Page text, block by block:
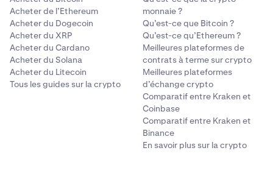
Acheter de l’Ethereum
Acheter du Dogecoin
Acheter du XRP
Acheter du Cardano
Acheter du Solana
Acheter du Litecoin
Tous les guides sur la crypto
monnaie ?
Qu’est-ce que Bitcoin ?
Qu’est-ce qu’Ethereum ?
Meilleures plateformes de
contrats à terme sur crypto
Meilleures plateformes
d’échange crypto
Comparatif entre Kraken et
Coinbase
Comparatif entre Kraken et
Binance
En savoir plus sur la crypto